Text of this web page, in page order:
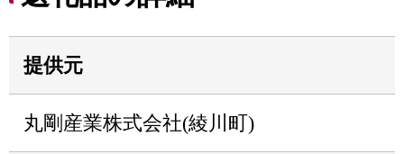
提供元
丸剛産業株式会社(綾川町)